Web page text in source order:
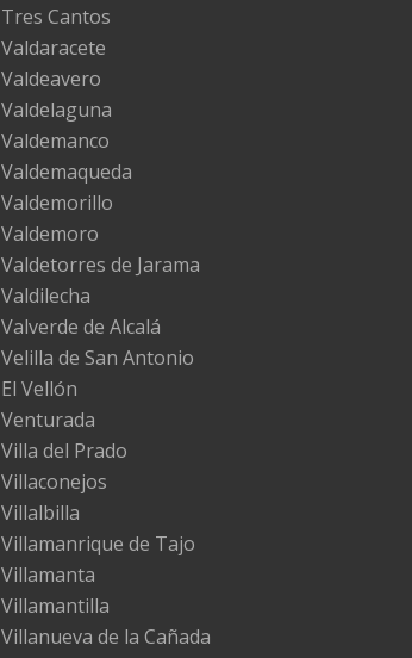
Tres Cantos
Valdaracete
Valdeavero
Valdelaguna
Valdemanco
Valdemaqueda
Valdemorillo
Valdemoro
Valdetorres de Jarama
Valdilecha
Valverde de Alcalá
Velilla de San Antonio
El Vellón
Venturada
Villa del Prado
Villaconejos
Villalbilla
Villamanrique de Tajo
Villamanta
Villamantilla
Villanueva de la Cañada